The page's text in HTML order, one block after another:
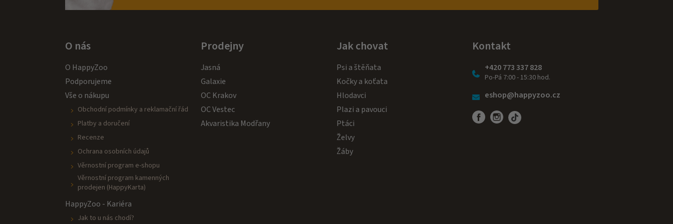
O nás
O HappyZoo
Podporujeme
Vše o nákupu
Obchodní podmínky a reklamační řád
Platby a doručení
Recenze
Ochrana osobních údajů
Věrnostní program e-shopu
Věrnostní program kamenných
prodejen (HappyKarta)
HappyZoo - Kariéra
Jak to u nás chodí?
Prodejny
Jasná
Galaxie
OC Krakov
OC Vestec
Akvaristika Modřany
Jak chovat
Psi a štěňata
Kočky a koťata
Hlodavci
Plazi a pavouci
Ptáci
Želvy
Žáby
Kontakt
+420 773 337 828
Po-Pá 7:00 - 15:30 hod.
eshop@happyzoo.cz